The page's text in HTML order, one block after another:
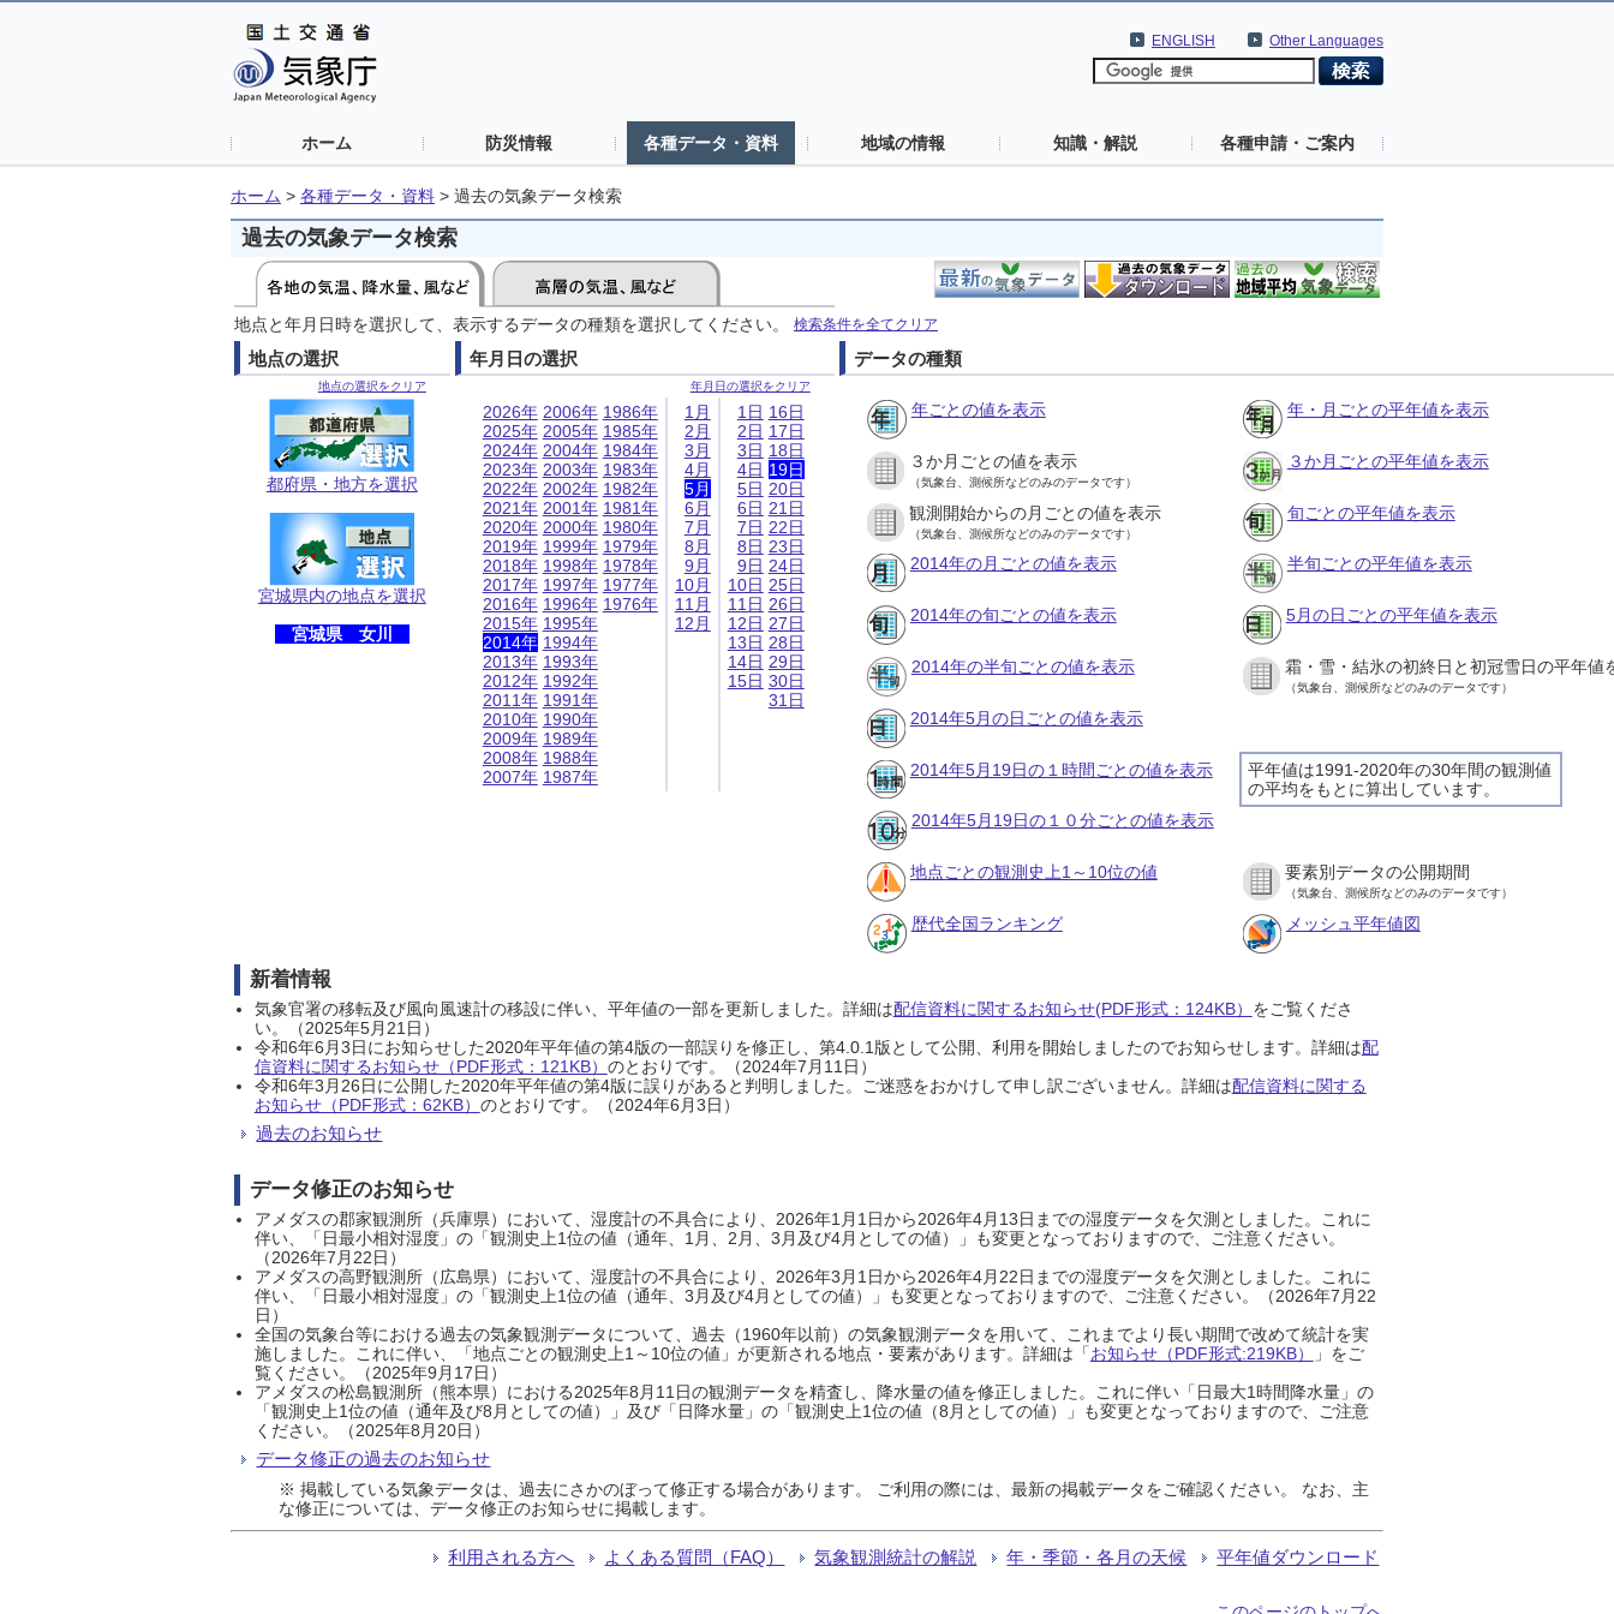
Other Languages
ENGLISH
ホーム 防災情報 各種データ・資料 地域の情報 知識・解説 各種申請・ご案内
ホーム > 各種データ・資料 > 過去の気象データ検索
過去の気象データ検索
地点と年月日時を選択して、表示するデータの種類を選択してください。 検索条件を全てクリア
地点の選択
地点の選択をクリア
都府県・地方を選択
宮城県内の地点を選択
宮城県 女川
年月日の選択
年月日の選択をクリア
2026年
2025年
2024年
2023年
2022年
2021年
2020年
2019年
2018年
2017年
2016年
2015年
2014年
2013年
2012年
2011年
2010年
2009年
2008年
2007年
2006年
2005年
2004年
2003年
2002年
2001年
2000年
1999年
1998年
1997年
1996年
1995年
1994年
1993年
1992年
1991年
1990年
1989年
1988年
1987年
1986年
1985年
1984年
1983年
1982年
1981年
1980年
1979年
1978年
1977年
1976年
1月
2月
3月
4月
5月
6月
7月
8月
9月
10月
11月
12月
1日
2日
3日
4日
5日
6日
7日
8日
9日
10日
11日
12日
13日
14日
15日
16日
17日
18日
19日
20日
21日
22日
23日
24日
25日
26日
27日
28日
29日
30日
31日
データの種類
年ごとの値を表示 年・月ごとの平年値を表示
３か月ごとの値を表示
（気象台、測候所などのみのデータです）
３か月ごとの平年値を表示
観測開始からの月ごとの値を表示
（気象台、測候所などのみのデータです）
旬ごとの平年値を表示
2014年の月ごとの値を表示 半旬ごとの平年値を表示
2014年の旬ごとの値を表示 5月の日ごとの平年値を表示
2014年の半旬ごとの値を表示 霜・雪・結氷の初終日と初冠雪日の平年値
（気象台、測候所などのみのデータです）
2014年5月の日ごとの値を表示
平年値は1991-2020年の30年間の観測値
の平均をもとに算出しています。
2014年5月19日の１時間ごとの値を表示
2014年5月19日の１０分ごとの値を表示
地点ごとの観測史上1～10位の値 要素別データの公開期間
（気象台、測候所などのみのデータです）
歴代全国ランキング メッシュ平年値図
新着情報
気象官署の移転及び風向風速計の移設に伴い、平年値の一部を更新しました。詳細は配信資料に関するお知らせ(PDF形式：124KB） をご覧くださ
い。（2025年5月21日）
令和6年6月3日にお知らせした2020年平年値の第4版の一部誤りを修正し、第4.0.1版として公開、利用を開始しましたのでお知らせします。詳細は配
信資料に関するお知らせ（PDF形式：121KB） のとおりです。（2024年7月11日）
令和6年3月26日に公開した2020年平年値の第4版に誤りがあると判明しました。ご迷惑をおかけして申し訳ございません。詳細は配信資料に関する
お知らせ（PDF形式：62KB） のとおりです。（2024年6月3日）
過去のお知らせ
データ修正のお知らせ
アメダスの郡家観測所（兵庫県）において、湿度計の不具合により、2026年1月1日から2026年4月13日までの湿度データを欠測としました。これに
伴い、「日最小相対湿度」の「観測史上1位の値（通年、1月、2月、3月及び4月としての値）」も変更となっておりますので、ご注意ください。
（2026年7月22日）
アメダスの高野観測所（広島県）において、湿度計の不具合により、2026年3月1日から2026年4月22日までの湿度データを欠測としました。これに
伴い、「日最小相対湿度」の「観測史上1位の値（通年、3月及び4月としての値）」も変更となっておりますので、ご注意ください。（2026年7月22
日）
全国の気象台等における過去の気象観測データについて、過去（1960年以前）の気象観測データを用いて、これまでより長い期間で改めて統計を実
施しました。これに伴い、「地点ごとの観測史上1～10位の値」が更新される地点・要素があります。詳細は「お知らせ（PDF形式:219KB）
」をご
覧ください。（2025年9月17日）
アメダスの松島観測所（熊本県）における2025年8月11日の観測データを精査し、降水量の値を修正しました。これに伴い「日最大1時間降水量」の
「観測史上1位の値（通年及び8月としての値）」及び「日降水量」の「観測史上1位の値（8月としての値）」も変更となっておりますので、ご注意
ください。（2025年8月20日）
データ修正の過去のお知らせ
※ 掲載している気象データは、過去にさかのぼって修正する場合があります。 ご利用の際には、最新の掲載データをご確認ください。 なお、主
な修正については、データ修正のお知らせに掲載します。
利用される方へ よくある質問（FAQ） 気象観測統計の解説 年・季節・各月の天候 平年値ダウンロード